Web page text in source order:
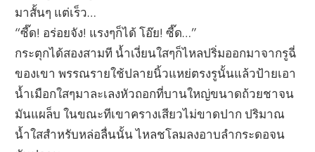
มาสั้นๆ แต่เร็ว…
“ซี๊ด! อร่อยจัง! แรงๆก็ได้ โอ๊ย! ซี๊ด…”
กระตุกได้สองสามที น้ำเงี่ยนใสๆก็ไหลปริ่มออกมาจากรูฉี่
ของเขา พรรณรายใช้ปลายนิ้วแหย่ตรงรูนั้นแล้วป้ายเอา
น้ำเมือกใสๆมาละเลงหัวถอกที่บานใหญ่ขนาดถ้วยชาจน
มันแผล็บ ในขณะทีเขาครางเสียวไม่ขาดปาก ปริมาณ
น้ำใสสำหรับหล่อลื่นนั้น ไหลชโลมลงอาบลำกระดอจน